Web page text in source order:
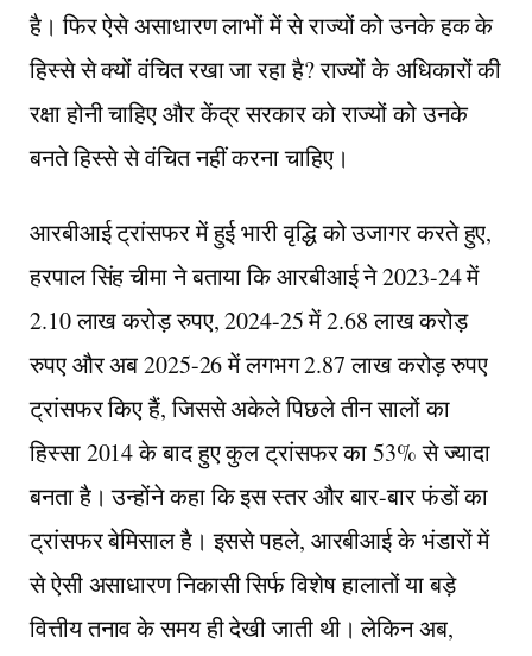
है। फिर ऐसे असाधारण लाभों में से राज्यों को उनके हक के
हिस्से से क्यों वंचित रखा जा रहा है? राज्यों के अधिकारों की
रक्षा होनी चाहिए और केंद्र सरकार को राज्यों को उनके
बनते हिस्से से वंचित नहीं करना चाहिए।
आरबीआई ट्रांसफर में हुई भारी वृद्धि को उजागर करते हुए,
हरपाल सिंह चीमा ने बताया कि आरबीआई ने 2023-24 में
2.10 लाख करोड़ रुपए, 2024-25 में 2.68 लाख करोड़
रुपए और अब 2025-26 में लगभग 2.87 लाख करोड़ रुपए
ट्रांसफर किए हैं, जिससे अकेले पिछले तीन सालों का
हिस्सा 2014 के बाद हुए कुल ट्रांसफर का 53% से ज्यादा
बनता है। उन्होंने कहा कि इस स्तर और बार-बार फंडों का
ट्रांसफर बेमिसाल है। इससे पहले, आरबीआई के भंडारों में
से ऐसी असाधारण निकासी सिर्फ विशेष हालातों या बड़े
वित्तीय तनाव के समय ही देखी जाती थी। लेकिन अब,